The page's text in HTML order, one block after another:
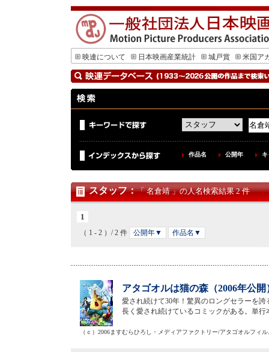
映連について 日本映画産業統計 城戸賞 米国ア
作品名 公開年
スタッフ：「 名倉靖 」の人名検索結果 2 件
1
（ 1 - 2 ）/ 2 件 公開年▼ 作品名▼
アタゴオルは猫の森（2006年公開
愛され続けて30年！驚異のロングセラーを
長く愛され続けているコミックがある。単
（ｃ）2006ますむらひろし・メディアファクトリー/アタゴオルフィ